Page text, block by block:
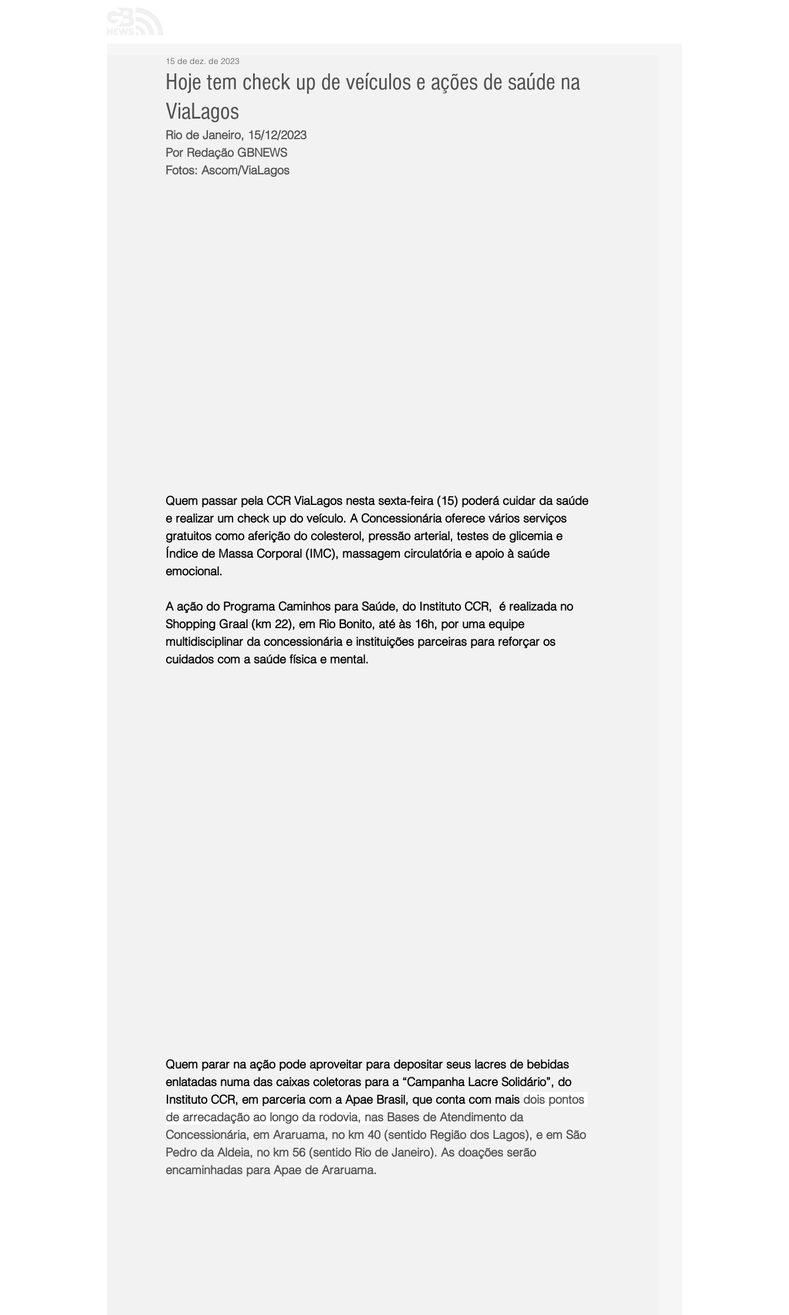
Hoje tem check up de veículos e ações de saúde na
ViaLagos
15 de dez. de 2023
Rio de Janeiro, 15/12/2023
Por Redação GBNEWS
Fotos: Ascom/ViaLagos
Quem passar pela CCR ViaLagos nesta sexta-feira (15) poderá cuidar da saúde
e realizar um check up do veículo. A Concessionária oferece vários serviços
gratuitos como aferição do colesterol, pressão arterial, testes de glicemia e
Índice de Massa Corporal (IMC), massagem circulatória e apoio à saúde
emocional.
A ação do Programa Caminhos para Saúde, do Instituto CCR,  é realizada no
Shopping Graal (km 22), em Rio Bonito, até às 16h, por uma equipe
multidisciplinar da concessionária e instituições parceiras para reforçar os
cuidados com a saúde física e mental.
Quem parar na ação pode aproveitar para depositar seus lacres de bebidas
enlatadas numa das caixas coletoras para a “Campanha Lacre Solidário”, do
Instituto CCR, em parceria com a Apae Brasil, que conta com mais dois pontos
de arrecadação ao longo da rodovia, nas Bases de Atendimento da
Concessionária, em Araruama, no km 40 (sentido Região dos Lagos), e em São
Pedro da Aldeia, no km 56 (sentido Rio de Janeiro). As doações serão
encaminhadas para Apae de Araruama.